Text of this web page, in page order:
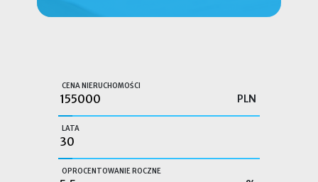
CENA NIERUCHOMOŚCI
PLN
LATA
OPROCENTOWANIE ROCZNE